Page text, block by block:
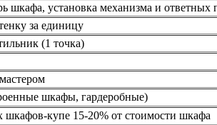
шкафа, установка механизма и ответных
за единицу
(1 точка)
шкафы, гардеробные)
шкафов-купе 15-20% от стоимости шкафа